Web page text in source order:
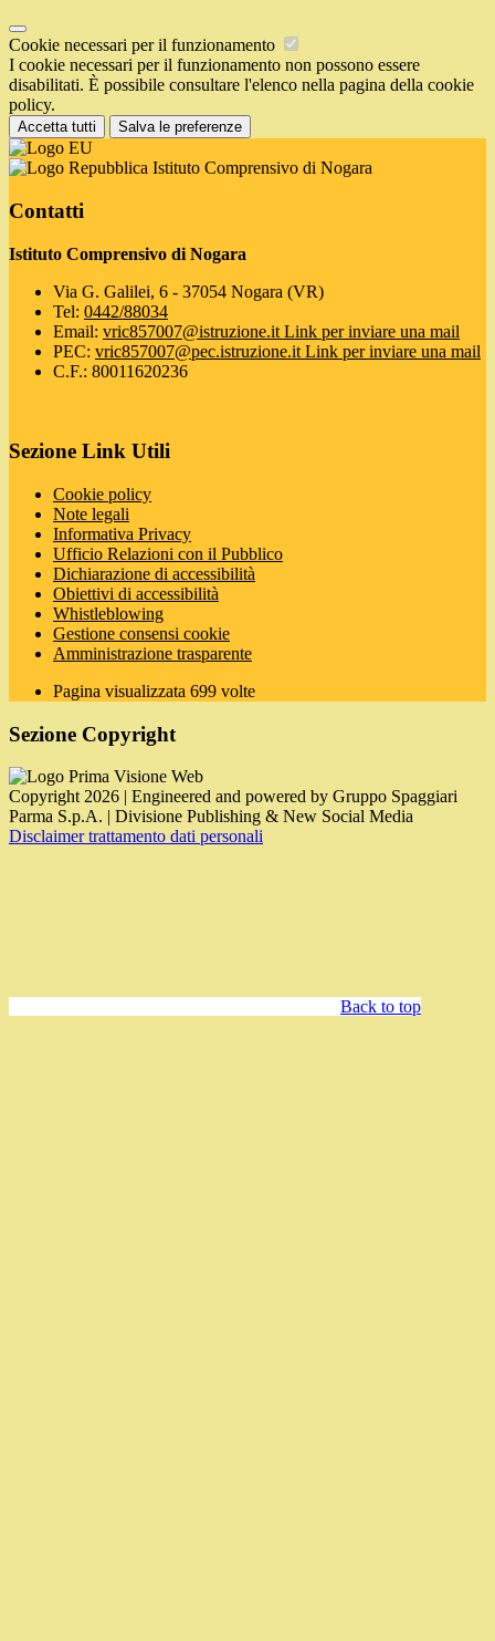
Cookie necessari per il funzionamento
I cookie necessari per il funzionamento non possono essere
disabilitati. È possibile consultare l'elenco nella pagina della cookie
policy.
Accetta tutti Salva le preferenze
Istituto Comprensivo di Nogara
Contatti
Istituto Comprensivo di Nogara
Via G. Galilei, 6 - 37054 Nogara (VR)
Tel: 0442/88034
Email: vric857007@istruzione.it Link per inviare una mail
PEC: vric857007@pec.istruzione.it Link per inviare una mail
C.F.: 80011620236
Sezione Link Utili
Cookie policy
Note legali
Informativa Privacy
Ufficio Relazioni con il Pubblico
Dichiarazione di accessibilità
Obiettivi di accessibilità
Whistleblowing
Gestione consensi cookie
Amministrazione trasparente
Pagina visualizzata 699 volte
Sezione Copyright
Copyright 2026 | Engineered and powered by Gruppo Spaggiari
Parma S.p.A. | Divisione Publishing & New Social Media
Disclaimer trattamento dati personali
Back to top